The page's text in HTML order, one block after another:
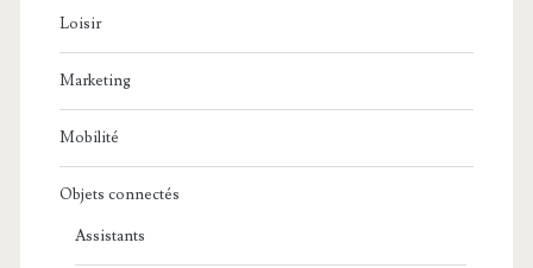
Loisir
Marketing
Mobilité
Objets connectés
Assistants